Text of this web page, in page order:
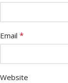
Email *
Website